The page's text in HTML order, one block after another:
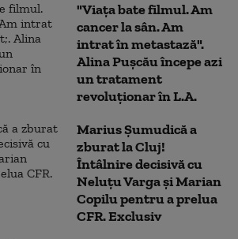
"Viața bate filmul. Am
cancer la sân. Am
intrat în metastază".
Alina Pușcău începe azi
un tratament
revoluționar în L.A.
Marius Şumudică a
zburat la Cluj!
Întâlnire decisivă cu
Neluţu Varga şi Marian
Copilu pentru a prelua
CFR. Exclusiv